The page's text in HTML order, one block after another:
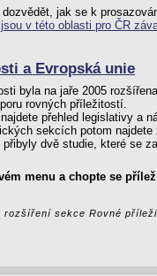
dozvědět, jak se k
v této oblasti pro ČR
a Evropská unie
byla na jaře 2005
rovných příležitostí.
najdete přehled legislativy a
sekcích potom
přibyly dvě studie, které se
menu a chopte se
rozšíření sekce Rovné